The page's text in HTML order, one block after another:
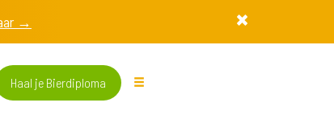
→
Haal je Bierdiploma